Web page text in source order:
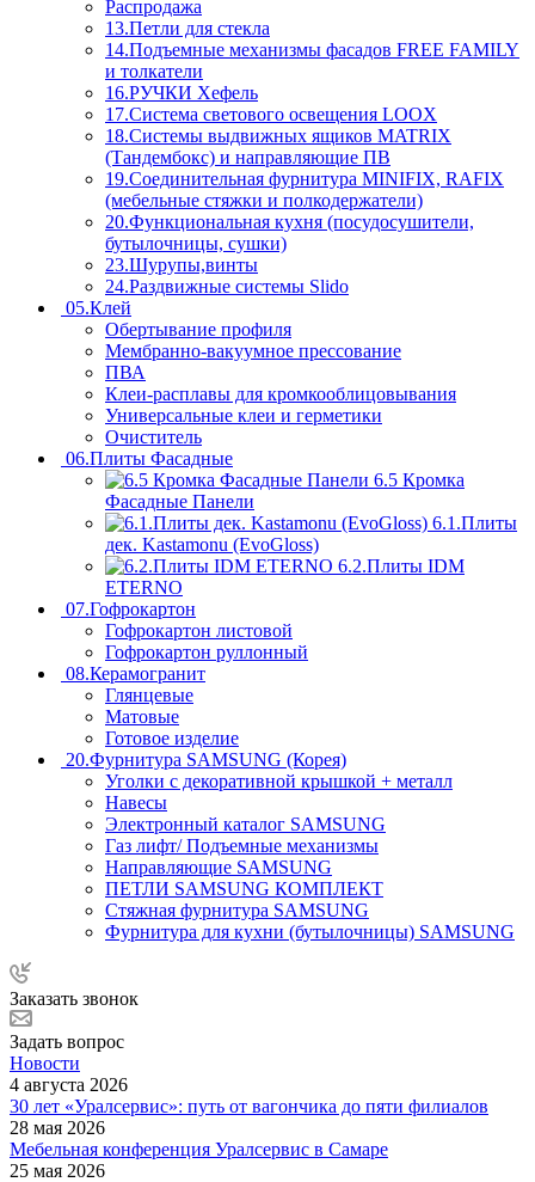
Распродажа
13.Петли для стекла
14.Подъемные механизмы фасадов FREE FAMILY
и толкатели
16.РУЧКИ Хефель
17.Система светового освещения LOOX
18.Системы выдвижных ящиков MATRIX
(Тандембокс) и направляющие ПВ
19.Соединительная фурнитура MINIFIX, RAFIX
(мебельные стяжки и полкодержатели)
20.Функциональная кухня (посудосушители,
бутылочницы, сушки)
23.Шурупы,винты
24.Раздвижные системы Slido
05.Клей
Обертывание профиля
Мембранно-вакуумное прессование
ПВА
Клеи-расплавы для кромкооблицовывания
Универсальные клеи и герметики
Очиститель
06.Плиты Фасадные
6.5 Кромка
Фасадные Панели
6.1.Плиты
дек. Kastamonu (EvoGloss)
6.2.Плиты IDM
ETERNO
07.Гофрокартон
Гофрокартон листовой
Гофрокартон руллонный
08.Керамогранит
Глянцевые
Матовые
Готовое изделие
20.Фурнитура SAMSUNG (Корея)
Уголки с декоративной крышкой + металл
Навесы
Электронный каталог SAMSUNG
Газ лифт/ Подъемные механизмы
Направляющие SAMSUNG
ПЕТЛИ SAMSUNG КОМПЛЕКТ
Стяжная фурнитура SAMSUNG
Фурнитура для кухни (бутылочницы) SAMSUNG
Заказать звонок
Задать вопрос
Новости
4 августа 2026
30 лет «Уралсервис»: путь от вагончика до пяти филиалов
28 мая 2026
Мебельная конференция Уралсервис в Самаре
25 мая 2026